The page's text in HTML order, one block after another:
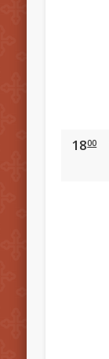
1800